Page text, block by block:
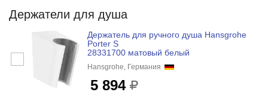
Держатели для душа
Держатель для ручного душа Hansgrohe
Porter S
28331700 матовый белый
Hansgrohe, Германия
5 894